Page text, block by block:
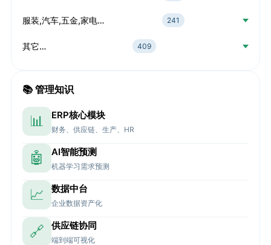
服装,汽车,五金,家电… 241
其它… 409
📚 管理知识
📊 ERP核心模块
财务、供应链、生产、HR
🤖 AI智能预测
机器学习需求预测
📈 数据中台
企业数据资产化
🔗 供应链协同
端到端可视化